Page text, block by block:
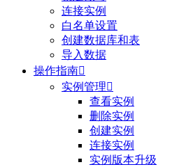
连接实例
白名单设置
创建数据库和表
导入数据
操作指南
实例管理
查看实例
删除实例
创建实例
连接实例
实例版本升级